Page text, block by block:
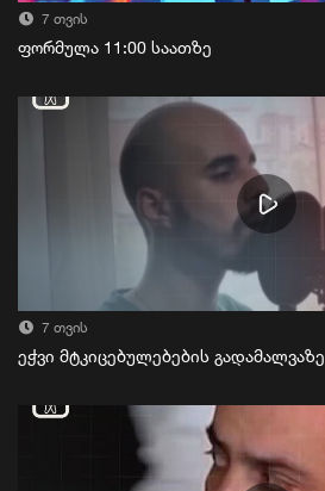
7 თვის
ფორმულა 11:00 საათზე
7 თვის
ეჭვი მტკიცებულებების გადამალვაზე